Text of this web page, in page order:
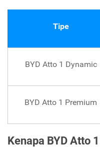
Tipe
BYD Atto 1 Dynamic
BYD Atto 1 Premium
Kenapa BYD Atto